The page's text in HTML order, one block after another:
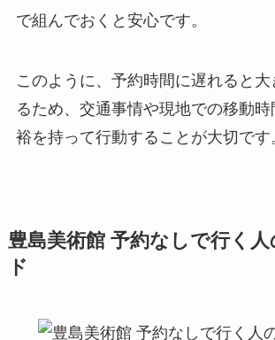
で組んでおくと安心です。
このように、予約時間に遅れると大
るため、交通事情や現地での移動
裕を持って行動することが大切です
豊島美術館 予約なしで行く人
ド